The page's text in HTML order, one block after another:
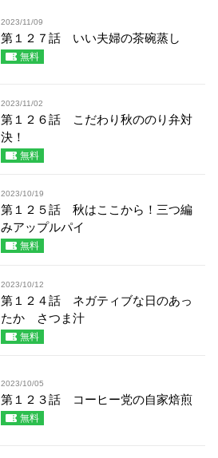
2023/11/09
第１２７話 いい夫婦の茶碗蒸し
無料
2023/11/02
第１２６話 こだわり秋ののり弁対
決！
無料
2023/10/19
第１２５話 秋はここから！三つ編
みアップルパイ
無料
2023/10/12
第１２４話 ネガティブな日のあっ
たか さつま汁
無料
2023/10/05
第１２３話 コーヒー党の自家焙煎
無料